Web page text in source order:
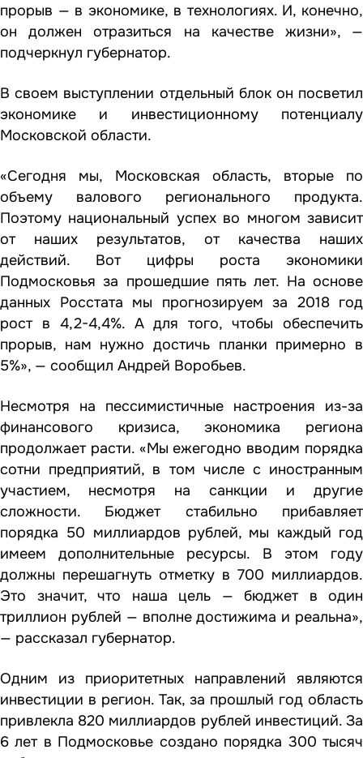
прорыв — в экономике, в технологиях. И, конечно,
он должен отразиться на качестве жизни», —
подчеркнул губернатор.
В своем выступлении отдельный блок он посветил
экономике и инвестиционному потенциалу
Московской области.
«Сегодня мы, Московская область, вторые по
объему валового регионального продукта.
Поэтому национальный успех во многом зависит
от наших результатов, от качества наших
действий. Вот цифры роста экономики
Подмосковья за прошедшие пять лет. На основе
данных Росстата мы прогнозируем за 2018 год
рост в 4,2-4,4%. А для того, чтобы обеспечить
прорыв, нам нужно достичь планки примерно в
5%», — сообщил Андрей Воробьев.
Несмотря на пессимистичные настроения из-за
финансового кризиса, экономика региона
продолжает расти. «Мы ежегодно вводим порядка
сотни предприятий, в том числе с иностранным
участием, несмотря на санкции и другие
сложности. Бюджет стабильно прибавляет
порядка 50 миллиардов рублей, мы каждый год
имеем дополнительные ресурсы. В этом году
должны перешагнуть отметку в 700 миллиардов.
Это значит, что наша цель — бюджет в один
триллион рублей — вполне достижима и реальна»,
— рассказал губернатор.
Одним из приоритетных направлений являются
инвестиции в регион. Так, за прошлый год область
привлекла 820 миллиардов рублей инвестиций. За
6 лет в Подмосковье создано порядка 300 тысяч